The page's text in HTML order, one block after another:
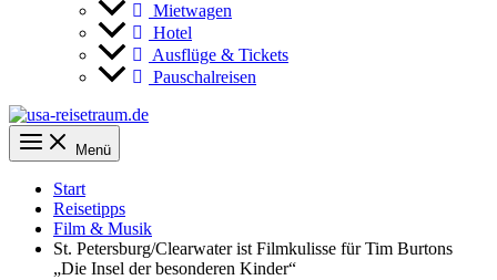
Mietwagen
Hotel
Ausflüge & Tickets
Pauschalreisen
Menü
Start
Reisetipps
Film & Musik
St. Petersburg/Clearwater ist Filmkulisse für Tim Burtons
„Die Insel der besonderen Kinder“